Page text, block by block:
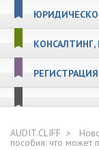
КОНСАЛТИНГ,
AUDIT.CLIFF
пособия: что может